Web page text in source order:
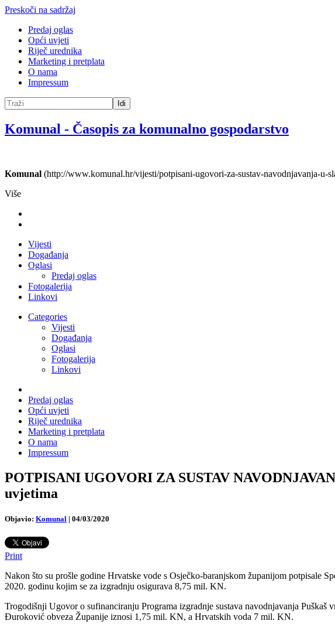
Preskoči na sadržaj
Predaj oglas
Opći uvjeti
Riječ urednika
Marketing i pretplata
O nama
Impressum
Idi
Komunal - Časopis za komunalno gospodarstvo
Komunal (http://www.komunal.hr/vijesti/potpisani-ugovori-za-sustav-navodnjavanja-
Više
Vijesti
Događanja
Oglasi
Predaj oglas
Fotogalerija
Linkovi
Categories
Vijesti
Događanja
Oglasi
Fotogalerija
Linkovi
Predaj oglas
Opći uvjeti
Riječ urednika
Marketing i pretplata
O nama
Impressum
POTPISANI UGOVORI ZA SUSTAV
uvjetima
Objavio: Komunal | 04/03/2020
Print
Nakon što su prošle godine Hrvatske vode s Osječko-baranjskom županijom potpisale
2020. godinu kojim se za izgradnju osigurava 8,75 mil. KN.
Trogodišnji Ugovor o sufinanciranju Programa izgradnje sustava navodnjavanja
Đuroković obveza Županije iznosi 1,75 mil. KN, a Hrvatskih voda 7 mil. KN.